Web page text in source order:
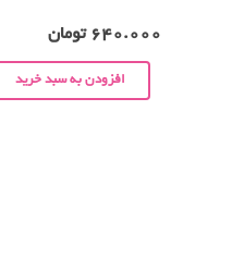
640.000 تومان
افزودن به سبد خرید